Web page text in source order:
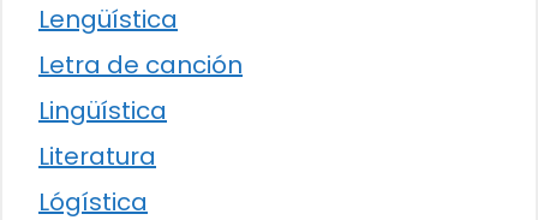
Lengüística
Letra de canción
Lingüística
Literatura
Lógística